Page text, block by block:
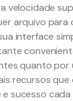
velocidade
arquivo para
interface
quanto por
recursos
sucesso cada